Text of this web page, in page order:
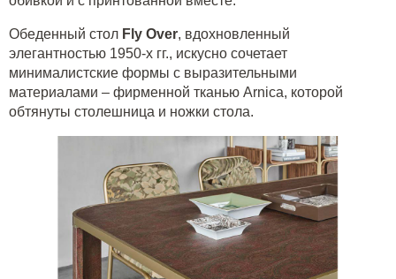
Обеденный стол Fly Over, вдохновленный
элегантностью 1950-х гг., искусно сочетает
минималистские формы с выразительными
материалами – фирменной тканью Arnica, которой
обтянуты столешница и ножки стола.